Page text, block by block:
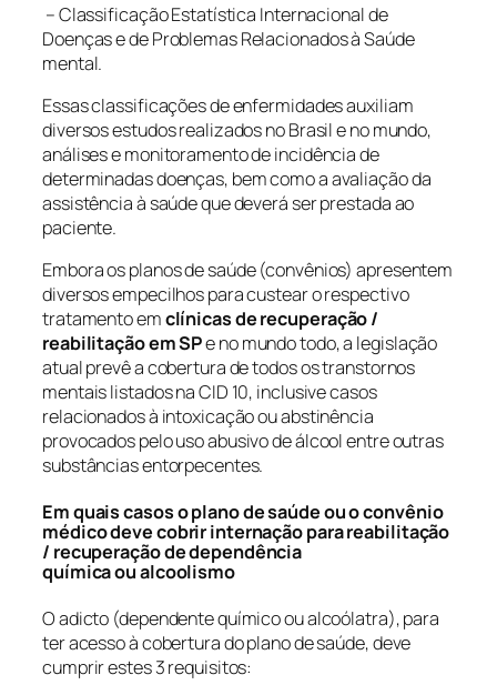
– Classificação Estatística Internacional de
Doenças e de Problemas Relacionados à Saúde
mental.
Essas classificações de enfermidades auxiliam
diversos estudos realizados no Brasil e no mundo,
análises e monitoramento de incidência de
determinadas doenças, bem como a avaliação da
assistência à saúde que deverá ser prestada ao
paciente.
Embora os planos de saúde (convênios) apresentem
diversos empecilhos para custear o respectivo
tratamento emclínicas de recuperação /
reabilitação em SPe no mundo todo, a legislação
atual prevê a cobertura de todos os transtornos
mentais listados na CID 10, inclusive casos
relacionados à intoxicação ou abstinência
provocados pelo uso abusivo de álcool entre outras
substâncias entorpecentes.
Em quais casos o plano de saúde ou o convênio
médico deve cobrir internação para reabilitação
/ recuperação de dependência
química ou alcoolismo
O adicto (dependente químico ou alcoólatra), para
ter acesso à cobertura do plano de saúde, deve
cumprir estes 3 requisitos: